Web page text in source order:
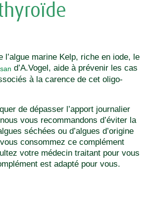
l’algue marine Kelp, riche en iode, le
d’A.Vogel, aide à prévenir les cas
à la carence de cet oligo-
de dépasser l’apport journalier
vous recommandons d’éviter la
séchées ou d’algues d’origine
consommez ce complément
votre médecin traitant pour vous
est adapté pour vous.